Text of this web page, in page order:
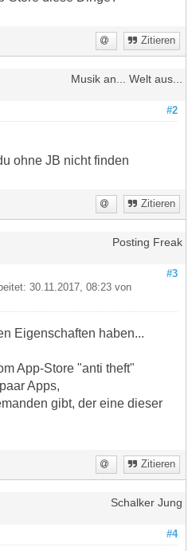
Zitieren
Musik an... Welt aus...
#2
ohne JB nicht finden
Zitieren
Posting Freak
#3
30.11.2017, 08:23 von
Eigenschaften haben...
App-Store "anti theft"
Apps,
gibt, der eine dieser
Zitieren
Schalker Jung
#4